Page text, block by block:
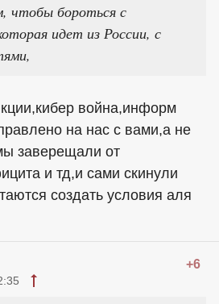
чтобы бороться с
идет из России, с
война,информ
на нас с вами,а не
заверещали от
и тд,и сами скинули
создать условия аля
+6